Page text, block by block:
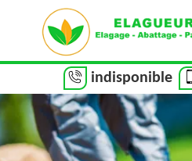
indisponible